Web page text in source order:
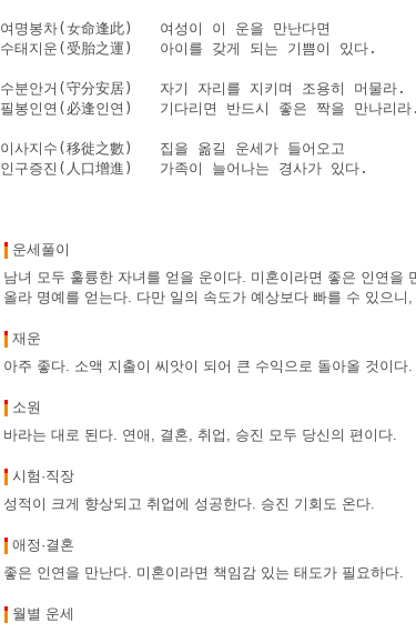
여명봉차(女命逢此)   여성이 이 운을 만난다면
수태지운(受胎之運)   아이를 갖게 되는 기쁨이 있다.
수분안거(守分安居)   자기 자리를 지키며 조용히 머물라.
필봉인연(必逢인연)   기다리면 반드시 좋은 짝을 만나리라.
이사지수(移徙之數)   집을 옮길 운세가 들어오고
인구증진(人口增進)   가족이 늘어나는 경사가 있다.
운세풀이
남녀 모두 훌륭한 자녀를 얻을 운이다. 미혼이라면 좋은 인연을
올라 명예를 얻는다. 다만 일의 속도가 예상보다 빠를 수 있으
재운
아주 좋다. 소액 지출이 씨앗이 되어 큰 수익으로 돌아올 것이다.
소원
바라는 대로 된다. 연애, 결혼, 취업, 승진 모두 당신의 편이다.
시험·직장
성적이 크게 향상되고 취업에 성공한다. 승진 기회도 온다.
애정·결혼
좋은 인연을 만난다. 미혼이라면 책임감 있는 태도가 필요하다.
월별 운세